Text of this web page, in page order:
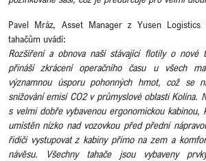
Pavel Mráz, Asset Manager z Yusen Logistics
tahačům uvádí:
Rozšíření a obnova naší stávající flotily o nové
přináší zkrácení operačního času u všech
významnou úsporu pohonných hmot, což se
snižování emisí CO2 v průmyslové oblasti Kolína.
s velmi dobře vybavenou ergonomickou
umístěn nízko nad vozovkou před přední
řidiči vystupovat z kabiny přímo na zem a
návěsu. Všechny tahače jsou vybaveny